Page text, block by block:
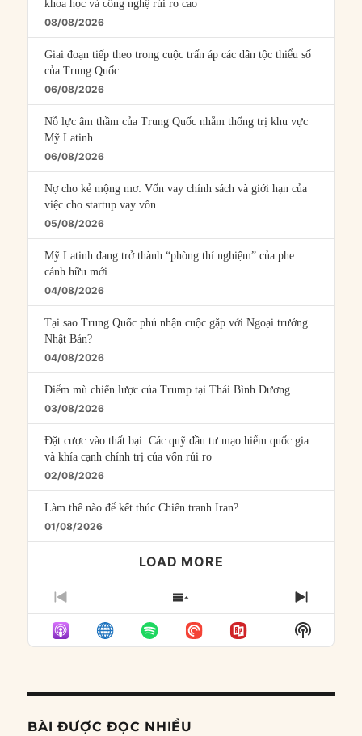
khoa học và công nghệ rủi ro cao
08/08/2026
Giai đoạn tiếp theo trong cuộc trấn áp các dân tộc thiểu số
của Trung Quốc
06/08/2026
Nỗ lực âm thầm của Trung Quốc nhằm thống trị khu vực
Mỹ Latinh
06/08/2026
Nợ cho kẻ mộng mơ: Vốn vay chính sách và giới hạn của
việc cho startup vay vốn
05/08/2026
Mỹ Latinh đang trở thành “phòng thí nghiệm” của phe
cánh hữu mới
04/08/2026
Tại sao Trung Quốc phủ nhận cuộc gặp với Ngoại trưởng
Nhật Bản?
04/08/2026
Điểm mù chiến lược của Trump tại Thái Bình Dương
03/08/2026
Đặt cược vào thất bại: Các quỹ đầu tư mạo hiểm quốc gia
và khía cạnh chính trị của vốn rủi ro
02/08/2026
Làm thế nào để kết thúc Chiến tranh Iran?
01/08/2026
LOAD MORE
PREVIOUS
EPISODE
SHOW
EPISODES
LIST
NEXT
Show
Podcast
BÀI ĐƯỢC ĐỌC NHIỀU